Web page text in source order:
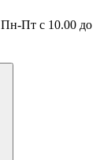
Пн-Пт с 10.00 до